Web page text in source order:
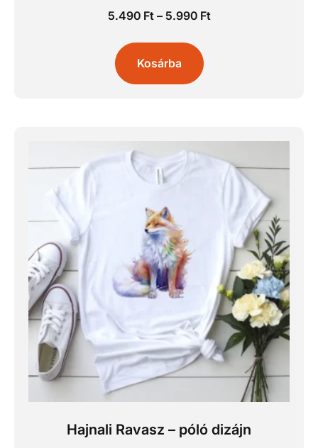
5.490 Ft – 5.990 Ft
Kosárba
Hajnali Ravasz – póló dizájn